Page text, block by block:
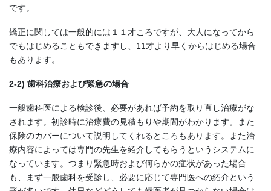
です。
矯正に関しては一般的には１１才ころですが、大人になってから
でもはじめることもできますし、11才より早くからはじめる場合
もあります。
2-2) 歯科治療および緊急の場合
一般歯科医による検診後、必要があれば予約を取り直し治療がな
されます。初診時に治療費の見積もりや期間がわかります。また
保険のカバーについて説明してくれるところもあります。また治
療内容によっては専門の先生を紹介してもらうというシステムに
なっています。つまり緊急時および何らかの症状があった場合
も、まず一般歯科を受診し、必要に応じて専門医への紹介という